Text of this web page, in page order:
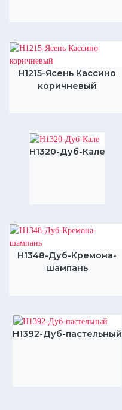
H1215-Ясень Кассино
коричневый
H1320-Дуб-Кале
H1348-Дуб-Кремона-
шампань
H1392-Дуб-пастельный